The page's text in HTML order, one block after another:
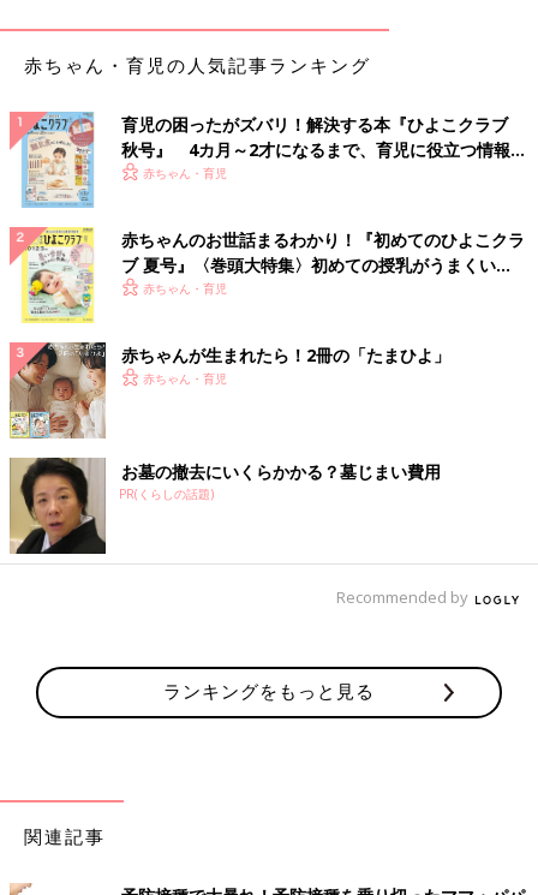
赤ちゃん・育児の人気記事ランキング
育児の困ったがズバリ！解決する本『ひよこクラブ
秋号』 4カ月～2才になるまで、育児に役立つ情報が
いっぱい！
赤ちゃん・育児
赤ちゃんのお世話まるわかり！『初めてのひよこクラ
ブ 夏号』〈巻頭大特集〉初めての授乳がうまくい
く！ おっぱい・ミルクの基本と夏のトラブル 解決テ
赤ちゃん・育児
赤ちゃんが生まれたら！2冊の「たまひよ」
赤ちゃん・育児
お墓の撤去にいくらかかる？墓じまい費用
PR(くらしの話題)
Recommended by
ランキングをもっと見る
関連記事